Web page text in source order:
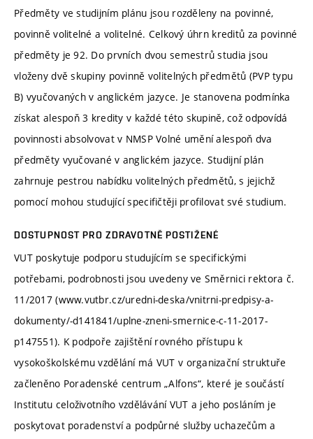
Předměty ve studijním plánu jsou rozděleny na povinné,
povinně volitelné a volitelné. Celkový úhrn kreditů za povinné
předměty je 92. Do prvních dvou semestrů studia jsou
vloženy dvě skupiny povinně volitelných předmětů (PVP typu
B) vyučovaných v anglickém jazyce. Je stanovena podmínka
získat alespoň 3 kredity v každé této skupině, což odpovídá
povinnosti absolvovat v NMSP Volné umění alespoň dva
předměty vyučované v anglickém jazyce. Studijní plán
zahrnuje pestrou nabídku volitelných předmětů, s jejichž
pomocí mohou studující specifičtěji profilovat své studium.
DOSTUPNOST PRO ZDRAVOTNĚ POSTIŽENÉ
VUT poskytuje podporu studujícím se specifickými
potřebami, podrobnosti jsou uvedeny ve Směrnici rektora č.
11/2017 (www.vutbr.cz/uredni-deska/vnitrni-predpisy-a-
dokumenty/-d141841/uplne-zneni-smernice-c-11-2017-
p147551). K podpoře zajištění rovného přístupu k
vysokoškolskému vzdělání má VUT v organizační struktuře
začleněno Poradenské centrum „Alfons“, které je součástí
Institutu celoživotního vzdělávání VUT a jeho posláním je
poskytovat poradenství a podpůrné služby uchazečům a